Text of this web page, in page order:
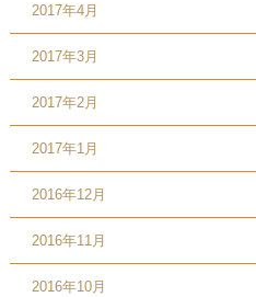
2017年4月
2017年3月
2017年2月
2017年1月
2016年12月
2016年11月
2016年10月